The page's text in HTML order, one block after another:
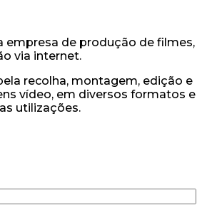
empresa de produção de filmes,
via internet.
recolha, montagem, edição e
vídeo, em diversos formatos e
utilizações.